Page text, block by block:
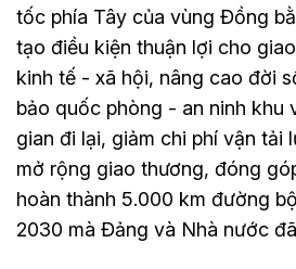
tốc phía Tây của vùng Đồng
tạo điều kiện thuận lợi cho
kinh tế - xã hội, nâng cao đời
bảo quốc phòng - an ninh khu
gian đi lại, giảm chi phí vận tải
mở rộng giao thương, đóng
hoàn thành 5.000 km đường
2030 mà Đảng và Nhà nước